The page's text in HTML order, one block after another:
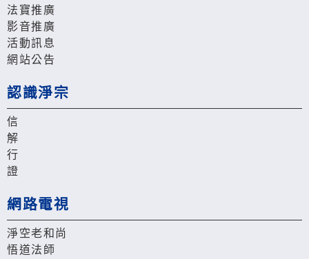
法寶推廣
影音推廣
活動訊息
網站公告
認識淨宗
信
解
行
證
網路電視
淨空老和尚
悟道法師